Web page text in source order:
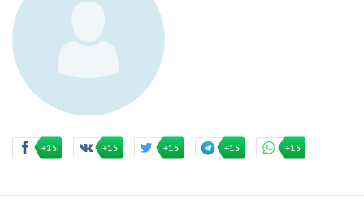
+15 +15 +15 +15 +15